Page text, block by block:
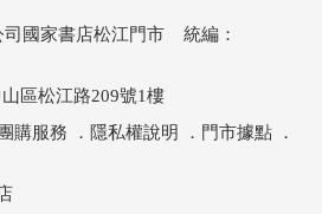
司國家書店松江門市 統編：
區松江路209號1樓
團購服務 ． 隱私權說明 ． 門市據點 ．